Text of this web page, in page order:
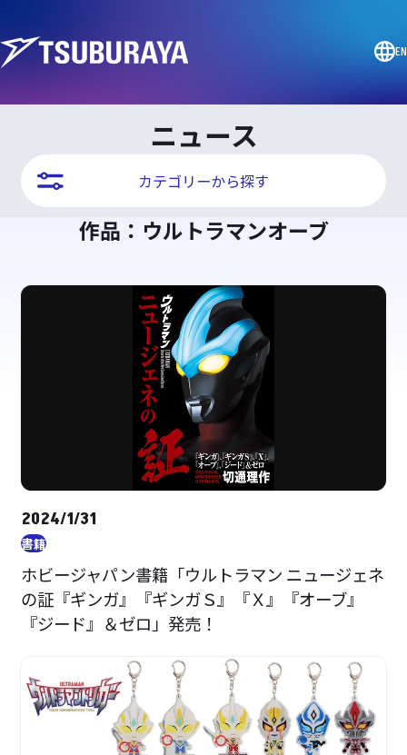
EN
ニュース
カテゴリーから探す
作品：ウルトラマンオーブ
2024/1/31
書籍
ホビージャパン書籍「ウルトラマン ニュージェネ
の証『ギンガ』『ギンガＳ』『Ｘ』『オーブ』
『ジード』＆ゼロ」発売！